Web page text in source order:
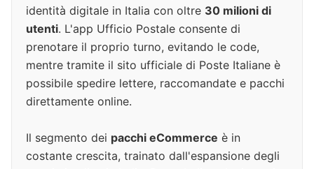
identità digitale in Italia con oltre 30 milioni di
utenti. L'app Ufficio Postale consente di
prenotare il proprio turno, evitando le code,
mentre tramite il sito ufficiale di Poste Italiane è
possibile spedire lettere, raccomandate e pacchi
direttamente online.
Il segmento dei pacchi eCommerce è in
costante crescita, trainato dall'espansione degli